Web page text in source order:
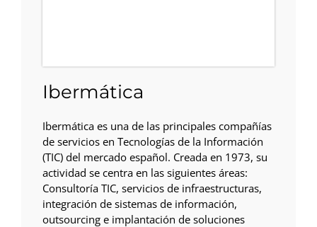
​Ibermática
​Ibermática es una de las principales compañías
de servicios en Tecnologías de la Información
(TIC) del mercado español. Creada en 1973, su
actividad se centra en las siguientes áreas:
Consultoría TIC, servicios de infraestructuras,
integración de sistemas de información,
outsourcing e implantación de soluciones